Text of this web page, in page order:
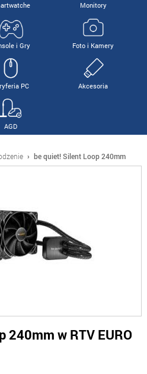
Monitory
i Gry Foto i Kamery
PC Akcesoria
AGD
› be quiet! Silent Loop 240mm
240mm w RTV EURO